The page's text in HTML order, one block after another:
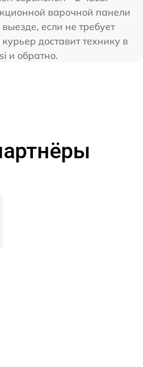
варочной панели
если не требует
доставит технику в
и обратно.